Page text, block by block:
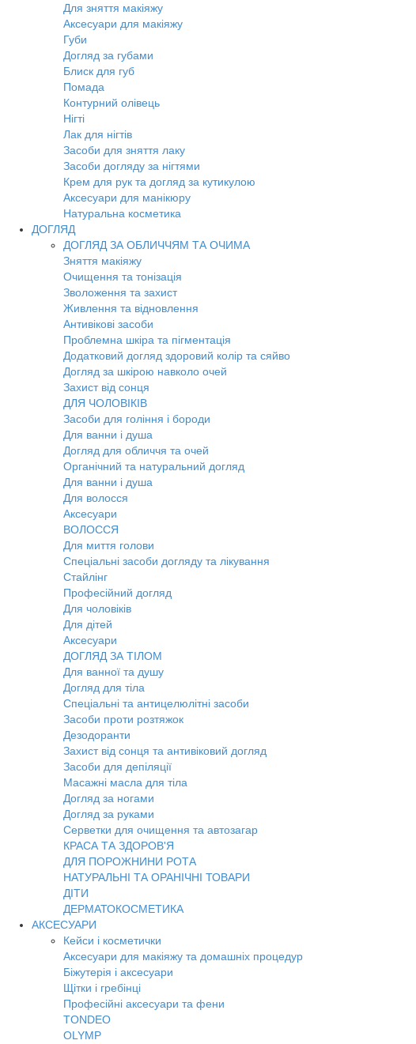
Для зняття макіяжу
Аксесуари для макіяжу
Губи
Догляд за губами
Блиск для губ
Помада
Контурний олівець
Нігті
Лак для нігтів
Засоби для зняття лаку
Засоби догляду за нігтями
Крем для рук та догляд за кутикулою
Аксесуари для манікюру
Натуральна косметика
ДОГЛЯД
ДОГЛЯД ЗА ОБЛИЧЧЯМ ТА ОЧИМА
Зняття макіяжу
Очищення та тонізація
Зволоження та захист
Живлення та відновлення
Антивікові засоби
Проблемна шкіра та пігментація
Додатковий догляд здоровий колір та сяйво
Догляд за шкірою навколо очей
Захист від сонця
ДЛЯ ЧОЛОВІКІВ
Засоби для гоління і бороди
Для ванни і душа
Догляд для обличчя та очей
Органічний та натуральний догляд
Для ванни і душа
Для волосся
Аксесуари
ВОЛОССЯ
Для миття голови
Спеціальні засоби догляду та лікування
Стайлінг
Професійний догляд
Для чоловіків
Для дітей
Аксесуари
ДОГЛЯД ЗА ТІЛОМ
Для ванної та душу
Догляд для тіла
Спеціальні та антицелюлітні засоби
Засоби проти розтяжок
Дезодоранти
Захист від сонця та антивіковий догляд
Засоби для депіляції
Масажні масла для тіла
Догляд за ногами
Догляд за руками
Серветки для очищення та автозагар
КРАСА ТА ЗДОРОВ'Я
ДЛЯ ПОРОЖНИНИ РОТА
НАТУРАЛЬНІ ТА ОРАНІЧНІ ТОВАРИ
ДІТИ
ДЕРМАТОКОСМЕТИКА
АКСЕСУАРИ
Кейси і косметички
Аксесуари для макіяжу та домашніх процедур
Біжутерія і аксесуари
Щітки і гребінці
Професійні аксесуари та фени
TONDEO
OLYMP